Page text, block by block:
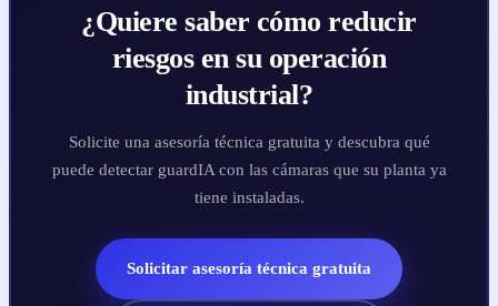
¿Quiere saber cómo reducir
riesgos en su operación
industrial?
Solicite una asesoría técnica gratuita y descubra qué
puede detectar guardIA con las cámaras que su planta ya
tiene instaladas.
Solicitar asesoría técnica gratuita